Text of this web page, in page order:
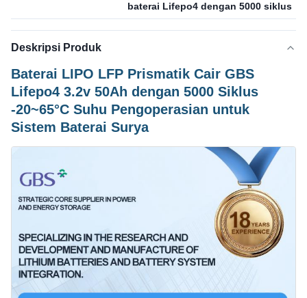
baterai Lifepo4 dengan 5000 siklus
Deskripsi Produk
Baterai LIPO LFP Prismatik Cair GBS
Lifepo4 3.2v 50Ah dengan 5000 Siklus
-20~65°C Suhu Pengoperasian untuk
Sistem Baterai Surya